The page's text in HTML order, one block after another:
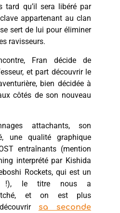
tard qu’il sera libéré par
appartenant au clan
sert de lui pour éliminer
ravisseurs.
Fran décide de
et part découvrir le
bien décidée à
côtés de son nouveau
attachants, son
une qualité graphique
entraînants (mention
interprété par Kishida
Rockets, qui est un
!), le titre nous a
et on est plus
sa seconde